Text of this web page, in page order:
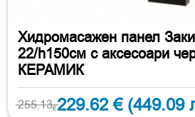
Хидромасажен панел
22/h150см с аксесоари
КЕРАМИК
255.13€229.62 € (449.09